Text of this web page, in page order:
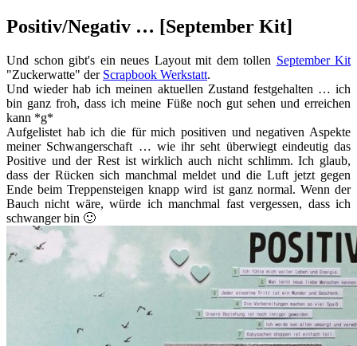
Positiv/Negativ … [September Kit]
Und schon gibt's ein neues Layout mit dem tollen September Kit
"Zuckerwatte" der Scrapbook Werkstatt.
Und wieder hab ich meinen aktuellen Zustand festgehalten … ich
bin ganz froh, dass ich meine Füße noch gut sehen und erreichen
kann *g*
Aufgelistet hab ich die für mich positiven und negativen Aspekte
meiner Schwangerschaft … wie ihr seht überwiegt eindeutig das
Positive und der Rest ist wirklich auch nicht schlimm. Ich glaub,
dass der Rücken sich manchmal meldet und die Luft jetzt gegen
Ende beim Treppensteigen knapp wird ist ganz normal. Wenn der
Bauch nicht wäre, würde ich manchmal fast vergessen, dass ich
schwanger bin 🙂